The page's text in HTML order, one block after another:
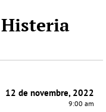
12 de novembre, 2022
9:00 am